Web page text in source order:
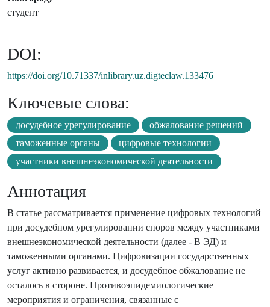
студент
DOI:
https://doi.org/10.71337/inlibrary.uz.digteclaw.133476
Ключевые слова:
досудебное урегулирование
обжалование решений
таможенные органы
цифровые технологии
участники внешнеэкономической деятельности
Аннотация
В статье рассматривается применение цифровых технологий
при досудебном урегулировании споров между участниками
внешнеэкономической деятельности (далее - В ЭД) и
таможенными органами. Цифровизации государственных
услуг активно развивается, и досудебное обжалование не
осталось в стороне. Противоэпидемиологические
мероприятия и ограничения, связанные с